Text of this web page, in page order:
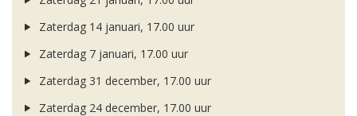
Zaterdag 14 januari, 17.00 uur
Zaterdag 7 januari, 17.00 uur
Zaterdag 31 december, 17.00 uur
Zaterdag 24 december, 17.00 uur